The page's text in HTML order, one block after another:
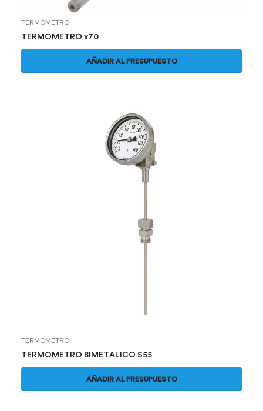
TERMOMETRO
TERMOMETRO x70
AÑADIR AL PRESUPUESTO
TERMOMETRO
TERMOMETRO BIMETALICO S55
AÑADIR AL PRESUPUESTO